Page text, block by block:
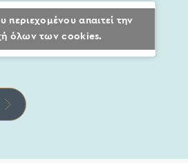
περιεχομένου απαιτεί την
όλων των cookies.